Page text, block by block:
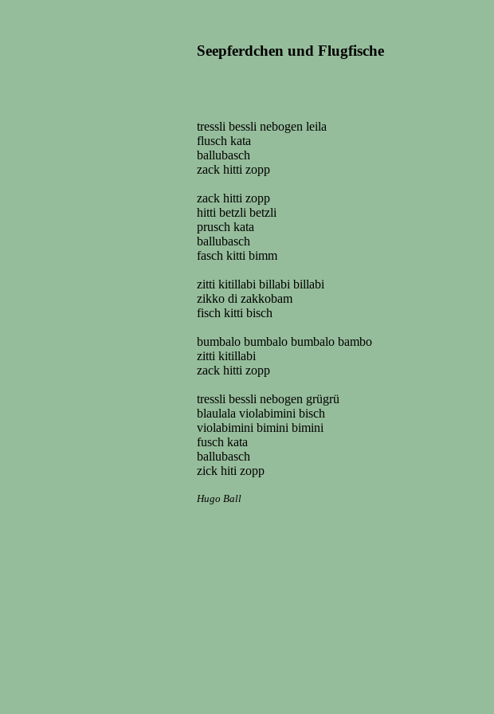
Seepferdchen und Flugfische
tressli bessli nebogen leila
flusch kata
ballubasch
zack hitti zopp
zack hitti zopp
hitti betzli betzli
prusch kata
ballubasch
fasch kitti bimm
zitti kitillabi billabi billabi
zikko di zakkobam
fisch kitti bisch
bumbalo bumbalo bumbalo bambo
zitti kitillabi
zack hitti zopp
tressli bessli nebogen grügrü
blaulala violabimini bisch
violabimini bimini bimini
fusch kata
ballubasch
zick hiti zopp
Hugo Ball